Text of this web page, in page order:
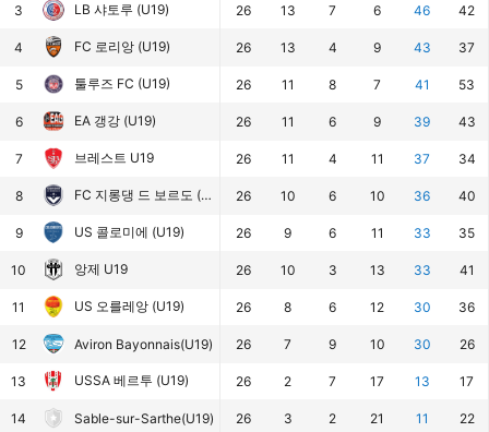
3 LB 샤토루 (U19)
4 FC 로리앙 (U19)
5 툴루즈 FC (U19)
6 EA 갱강 (U19)
7 브레스트 U19
8 FC 지롱댕 드 보르도 (U19)
9 US 콜로미에 (U19)
10 앙제 U19
11 US 오를레앙 (U19)
12 Aviron Bayonnais(U19)
13 USSA 베르투 (U19)
14 Sable-sur-Sarthe(U19)
26 13 7 6 46 42
26 13 4 9 43 37
26 11 8 7 41 53
26 11 6 9 39 43
26 11 4 11 37 34
26 10 6 10 36 40
26 9 6 11 33 35
26 10 3 13 33 41
26 8 6 12 30 36
26 7 9 10 30 26
26 2 7 17 13 17
26 3 2 21 11 22